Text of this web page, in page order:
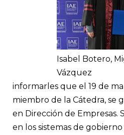
Isabel Botero,
Vázquez
informarles que el 19 de
miembro de la Cátedra, se
en Dirección de Empresas.
en los sistemas de